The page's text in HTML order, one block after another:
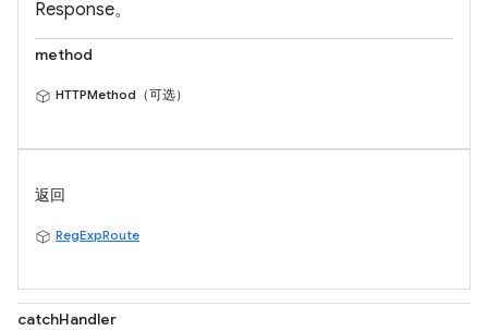
Response。
method
HTTPMethod（可选）
返回
RegExpRoute
catchHandler